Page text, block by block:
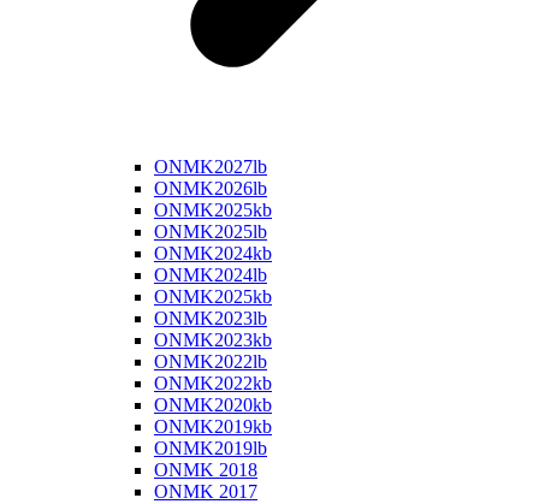
ONMK2027lb
ONMK2026lb
ONMK2025kb
ONMK2025lb
ONMK2024kb
ONMK2024lb
ONMK2025kb
ONMK2023lb
ONMK2023kb
ONMK2022lb
ONMK2022kb
ONMK2020kb
ONMK2019kb
ONMK2019lb
ONMK 2018
ONMK 2017